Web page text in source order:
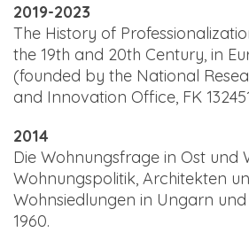
2019-2023
The History of
the 19th and 20th Century, in
(founded by the National
and Innovation Office, FK
2014
Die Wohnungsfrage in Ost und
Wohnungspolitik, Architekten
Wohnsiedlungen in Ungarn und
1960.